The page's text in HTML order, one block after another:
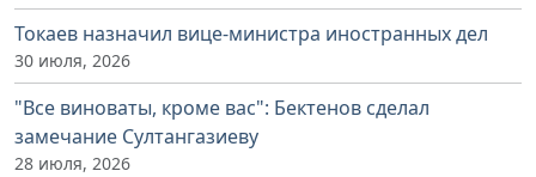
Токаев назначил вице-министра иностранных дел
30 июля, 2026
"Все виноваты, кроме вас": Бектенов сделал
замечание Султангазиеву
28 июля, 2026